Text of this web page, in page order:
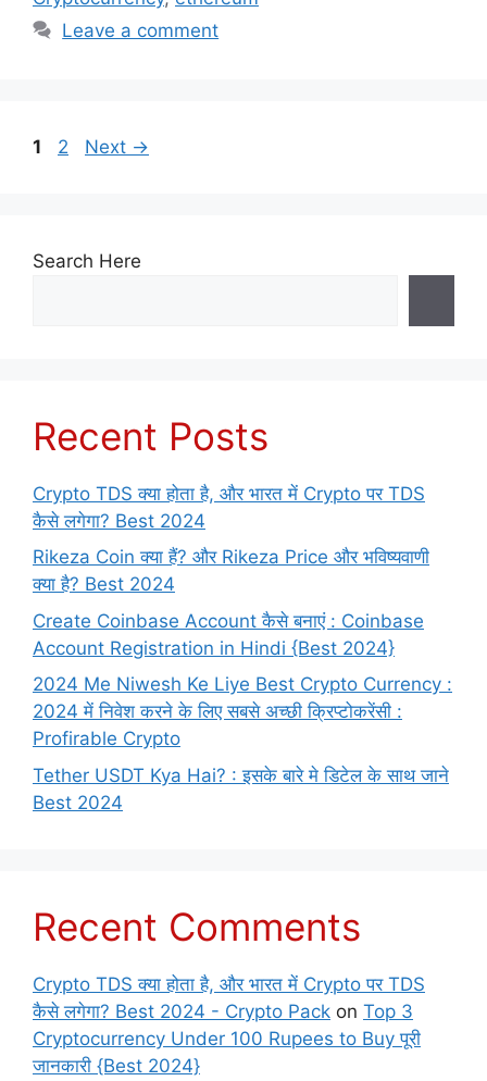
Leave a comment
Page
1 Page
2 Next →
Search Here
Recent Posts
Crypto TDS क्या होता है, और भारत में Crypto पर TDS
कैसे लगेगा? Best 2024
Rikeza Coin क्या हैं? और Rikeza Price और भविष्यवाणी
क्या है? Best 2024
Create Coinbase Account कैसे बनाएं : Coinbase
Account Registration in Hindi {Best 2024}
2024 Me Niwesh Ke Liye Best Crypto Currency :
2024 में निवेश करने के लिए सबसे अच्छी क्रिप्टोकरेंसी :
Profirable Crypto
Tether USDT Kya Hai? : इसके बारे मे डिटेल के साथ जाने
Best 2024
Recent Comments
Crypto TDS क्या होता है, और भारत में Crypto पर TDS
कैसे लगेगा? Best 2024 - Crypto Pack on Top 3
Cryptocurrency Under 100 Rupees to Buy पूरी
जानकारी {Best 2024}